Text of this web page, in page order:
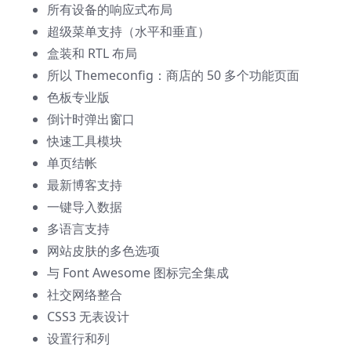
所有设备的响应式布局
超级菜单支持（水平和垂直）
盒装和 RTL 布局
所以 Themeconfig：商店的 50 多个功能页面
色板专业版
倒计时弹出窗口
快速工具模块
单页结帐
最新博客支持
一键导入数据
多语言支持
网站皮肤的多色选项
与 Font Awesome 图标完全集成
社交网络整合
CSS3 无表设计
设置行和列